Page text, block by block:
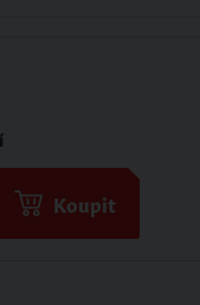
Koupit